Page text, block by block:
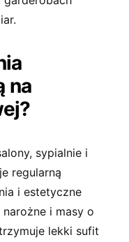
na
sypialnie i
regularną
i estetyczne
i masy o
lekki sufit